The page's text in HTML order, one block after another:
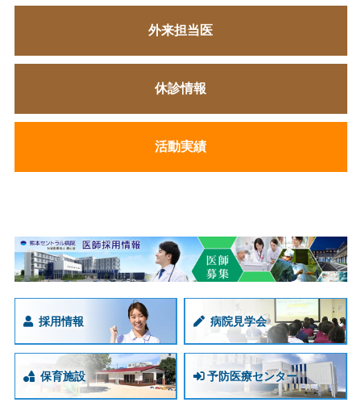
外来担当医
休診情報
活動実績
採用情報 病院見学会
保育施設 予防医療センター